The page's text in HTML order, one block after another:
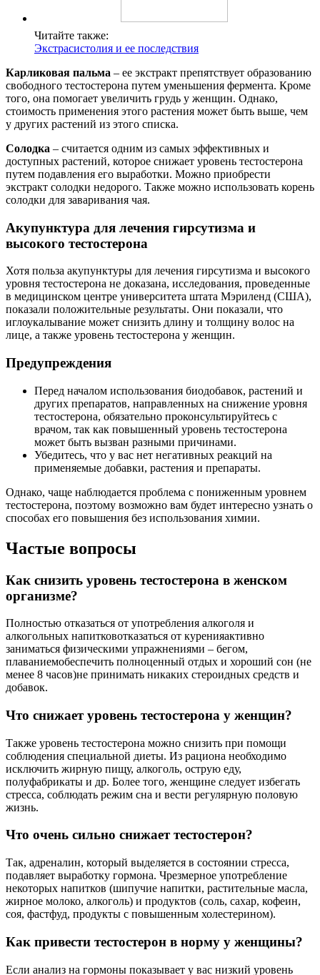
Читайте также:
Экстрасистолия и ее последствия
Карликовая пальма – ее экстракт препятствует образованию
свободного тестостерона путем уменьшения фермента. Кроме
того, она помогает увеличить грудь у женщин. Однако,
стоимость применения этого растения может быть выше, чем
у других растений из этого списка.
Солодка – считается одним из самых эффективных и
доступных растений, которое снижает уровень тестостерона
путем подавления его выработки. Можно приобрести
экстракт солодки недорого. Также можно использовать корень
солодки для заваривания чая.
Акупунктура для лечения гирсутизма и
высокого тестостерона
Хотя польза акупунктуры для лечения гирсутизма и высокого
уровня тестостерона не доказана, исследования, проведенные
в медицинском центре университета штата Мэриленд (США),
показали положительные результаты. Они показали, что
иглоукалывание может снизить длину и толщину волос на
лице, а также уровень тестостерона у женщин.
Предупреждения
Перед началом использования биодобавок, растений и
других препаратов, направленных на снижение уровня
тестостерона, обязательно проконсультируйтесь с
врачом, так как повышенный уровень тестостерона
может быть вызван разными причинами.
Убедитесь, что у вас нет негативных реакций на
применяемые добавки, растения и препараты.
Однако, чаще наблюдается проблема с пониженным уровнем
тестостерона, поэтому возможно вам будет интересно узнать о
способах его повышения без использования химии.
Частые вопросы
Как снизить уровень тестостерона в женском
организме?
Полностью отказаться от употребления алкоголя и
алкогольных напитковотказаться от куренияактивно
заниматься физическими упражнениями – бегом,
плаваниемобеспечить полноценный отдых и хороший сон (не
менее 8 часов)не принимать никаких стероидных средств и
добавок.
Что снижает уровень тестостерона у женщин?
Также уровень тестостерона можно снизить при помощи
соблюдения специальной диеты. Из рациона необходимо
исключить жирную пищу, алкоголь, острую еду,
полуфабрикаты и др. Более того, женщине следует избегать
стресса, соблюдать режим сна и вести регулярную половую
жизнь.
Что очень сильно снижает тестостерон?
Так, адреналин, который выделяется в состоянии стресса,
подавляет выработку гормона. Чрезмерное употребление
некоторых напитков (шипучие напитки, растительные масла,
жирное молоко, алкоголь) и продуктов (соль, сахар, кофеин,
соя, фастфуд, продукты с повышенным холестерином).
Как привести тестостерон в норму у женщины?
Если анализ на гормоны показывает у вас низкий уровень